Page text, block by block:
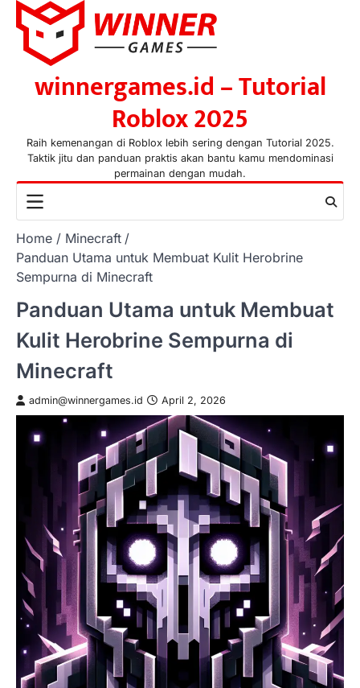
Skip
content
winnergames.id – Tutorial
Roblox 2025
Raih kemenangan di Roblox lebih sering dengan Tutorial 2025.
Taktik jitu dan panduan praktis akan bantu kamu mendominasi
permainan dengan mudah.
Home
Minecraft
Panduan Utama untuk Membuat Kulit Herobrine
Sempurna di Minecraft
Panduan Utama untuk Membuat
Kulit Herobrine Sempurna di
Minecraft
admin@winnergames.id April 2, 2026